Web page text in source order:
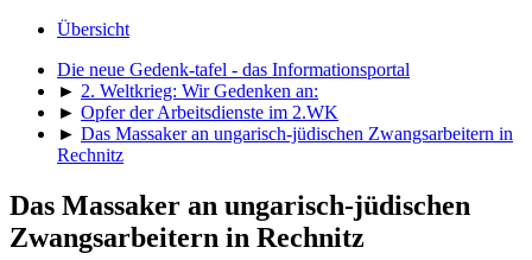
Übersicht
Die neue Gedenk-tafel - das Informationsportal
► 2. Weltkrieg: Wir Gedenken an:
► Opfer der Arbeitsdienste im 2.WK
► Das Massaker an ungarisch-jüdischen Zwangsarbeitern in
Rechnitz
Das Massaker an ungarisch-jüdischen
Zwangsarbeitern in Rechnitz